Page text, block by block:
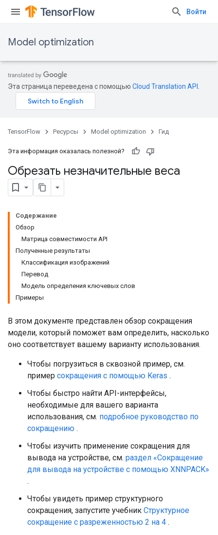
Войти
Model optimization
Эта страница переведена с помощью Cloud Translation API
TensorFlow Ресурсы Model optimization Гид
Эта информация оказалась полезной?
Обрезать незначительные веса
Содержание
Обзор
Матрица совместимости API
Полученные результаты
Классификация изображений
Перевод
Модель определения ключевых слов
Примеры
В этом документе представлен обзор сокращения
модели, который поможет вам определить, насколько
оно соответствует вашему варианту использования.
Чтобы погрузиться в сквозной пример, см.
пример сокращения с помощью Keras .
Чтобы быстро найти API-интерфейсы,
необходимые для вашего варианта
использования, см. подробное руководство по
сокращению .
Чтобы изучить применение сокращения для
вывода на устройстве, см. раздел «Сокращение
для вывода на устройстве с помощью XNNPACK»
.
Чтобы увидеть пример структурного
сокращения, запустите учебник Структурное
сокращение с разреженностью 2 на 4 .